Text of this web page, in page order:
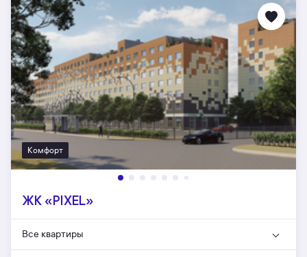
Комфорт
ЖК «PIXEL»
Все квартиры